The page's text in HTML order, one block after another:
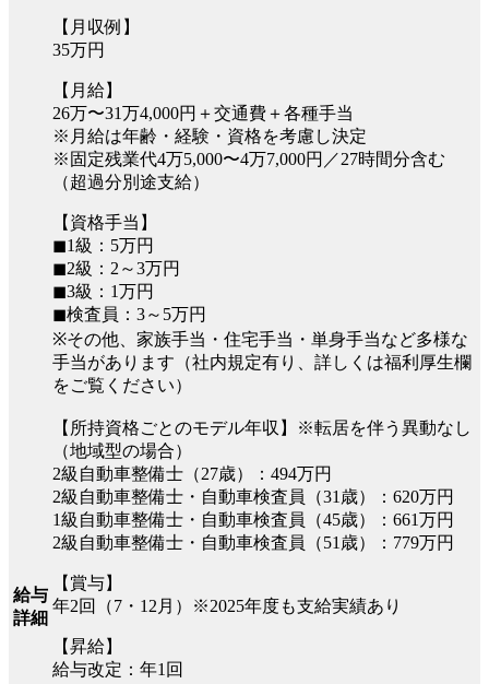
給与
詳細
【月収例】
35万円
【月給】
26万〜31万4,000円＋交通費＋各種手当
※月給は年齢・経験・資格を考慮し決定
※固定残業代4万5,000〜4万7,000円／27時間分含む
（超過分別途支給）
【資格手当】
◼︎1級：5万円
◼︎2級：2～3万円
◼︎3級：1万円
◼︎検査員：3～5万円
※その他、家族手当・住宅手当・単身手当など多様な
手当があります（社内規定有り、詳しくは福利厚生欄
をご覧ください）
【所持資格ごとのモデル年収】※転居を伴う異動なし
（地域型の場合）
2級自動車整備士（27歳）：494万円
2級自動車整備士・自動車検査員（31歳）：620万円
1級自動車整備士・自動車検査員（45歳）：661万円
2級自動車整備士・自動車検査員（51歳）：779万円
【賞与】
年2回（7・12月）※2025年度も支給実績あり
【昇給】
給与改定：年1回